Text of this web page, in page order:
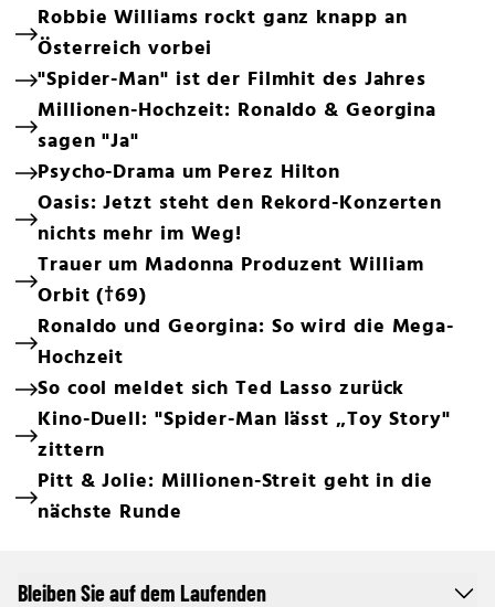
Robbie Williams rockt ganz knapp an
Österreich vorbei
"Spider-Man" ist der Filmhit des Jahres
Millionen-Hochzeit: Ronaldo & Georgina
sagen "Ja"
Psycho-Drama um Perez Hilton
Oasis: Jetzt steht den Rekord-Konzerten
nichts mehr im Weg!
Trauer um Madonna Produzent William
Orbit (†69)
Ronaldo und Georgina: So wird die Mega-
Hochzeit
So cool meldet sich Ted Lasso zurück
Kino-Duell: "Spider-Man lässt „Toy Story"
zittern
Pitt & Jolie: Millionen-Streit geht in die
nächste Runde
Bleiben Sie auf dem Laufenden